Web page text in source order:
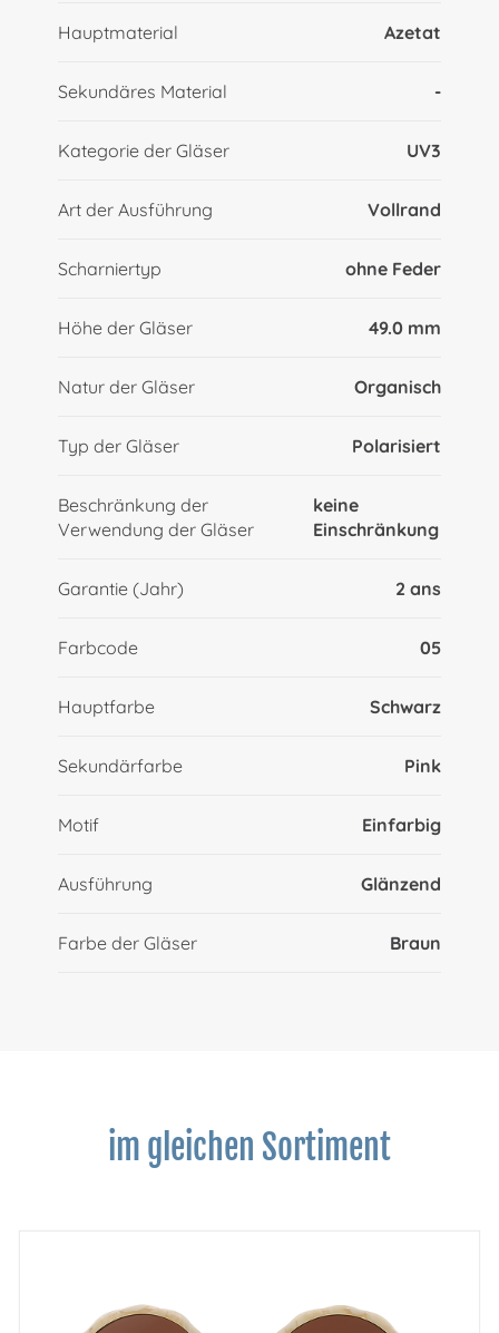
Hauptmaterial Azetat
Sekundäres Material -
Kategorie der Gläser UV3
Art der Ausführung Vollrand
Scharniertyp ohne Feder
Höhe der Gläser 49.0 mm
Natur der Gläser Organisch
Typ der Gläser Polarisiert
Beschränkung der
Verwendung der Gläser
keine
Einschränkung
Garantie (Jahr) 2 ans
Farbcode 05
Hauptfarbe Schwarz
Sekundärfarbe Pink
Motif Einfarbig
Ausführung Glänzend
Farbe der Gläser Braun
im gleichen Sortiment